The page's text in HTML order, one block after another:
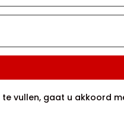
vullen, gaat u akkoord